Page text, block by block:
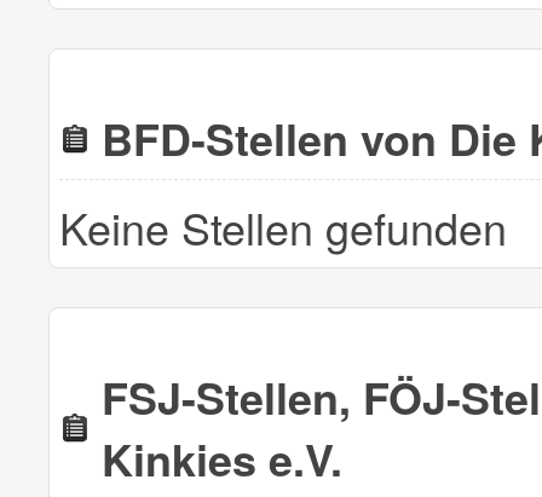
BFD-Stellen von Die
Keine Stellen gefunden
FSJ-Stellen, FÖJ-
Kinkies e.V.